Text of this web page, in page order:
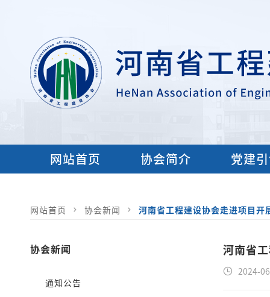
网站首页 协会简介 党建
网站首页 协会新闻 河南省工程建设协会走进项目开
协会新闻
通知公告
河南省
2024-